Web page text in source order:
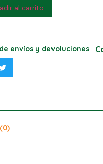
al carrito
envíos y devoluciones